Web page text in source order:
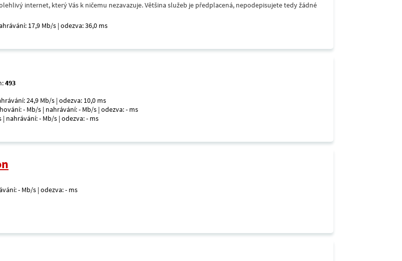
internet, který Vás k ničemu nezavazuje. Většina služeb je předplacená, nepodepisujete tedy žádné
17,9 Mb/s | odezva: 36,0 ms
493
24,9 Mb/s | odezva: 10,0 ms
- Mb/s | nahrávání: - Mb/s | odezva: - ms
| nahrávání: - Mb/s | odezva: - ms
- Mb/s | odezva: - ms